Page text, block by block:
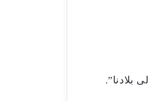
بلادنا”.